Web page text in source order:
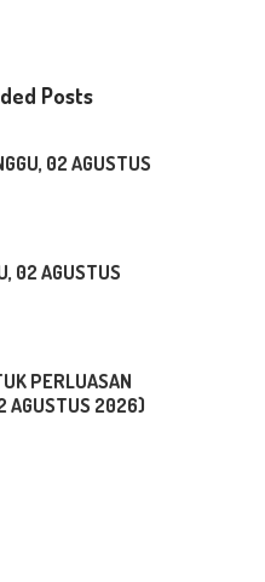
Posts
02 AGUSTUS
02 AGUSTUS
PERLUASAN
AGUSTUS 2026)